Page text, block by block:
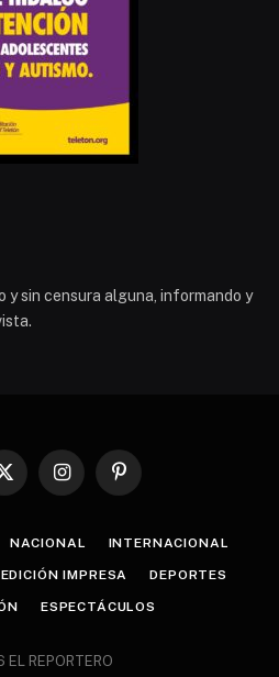
y sin censura alguna, informando y
X
InstagramPinterest
NACIONAL INTERNACIONAL
EDICIÓN IMPRESA DEPORTES
ESPECTÁCULOS
REPORTERO